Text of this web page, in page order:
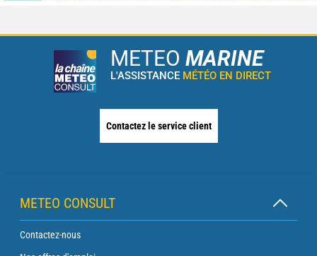
METEO MARINE
L'ASSISTANCE MÉTÉO EN DIRECT
Contactez le service client
METEO CONSULT
Contactez-nous